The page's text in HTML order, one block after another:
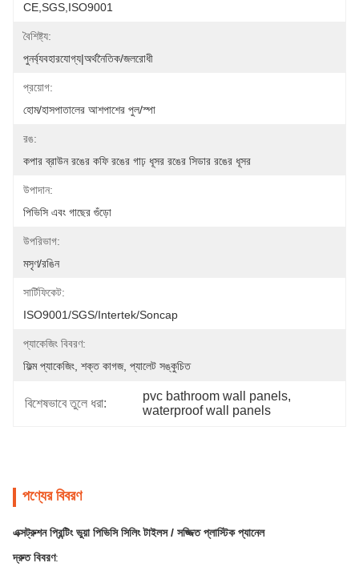
CE,SGS,ISO9001
বৈশিষ্ট্য:
পুনর্ব্যবহারযোগ্য|অর্থনৈতিক/জলরোধী
প্রয়োগ:
হোম/হাসপাতালের আশপাশের পুল/স্পা
রঙ:
কপার ব্রাউন রঙের কফি রঙের গাঢ় ধূসর রঙের সিডার রঙের ধূসর
উপাদান:
পিভিসি এবং গাছের গুঁড়ো
উপরিভাগ:
মসৃণ/রঙিন
সার্টিফিকেট:
ISO9001/SGS/intertek/soncap
প্যাকেজিং বিবরণ:
ফিল্ম প্যাকেজিং, শক্ত কাগজ, প্যালেট সঙ্কুচিত
বিশেষভাবে তুলে ধরা:
pvc bathroom wall panels,
waterproof wall panels
পণ্যের বিবরণ
এক্সট্রুশন প্রিন্টিং ভুয়া পিভিসি সিলিং টাইলস / সজ্জিত প্লাস্টিক প্যানেল
দ্রুত বিবরণ: